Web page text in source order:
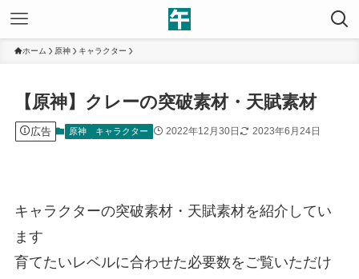
ホーム 原神 キャラクター
【原神】クレーの突破素材・天賦素材
広告 原神 キャラクター 2022年12月30日 2023年6月24日
キャラクターの突破素材・天賦素材を紹介してい
ます
育てたいレベルに合わせた必要数をご覧いただけ